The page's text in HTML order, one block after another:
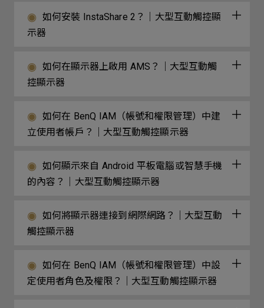
如何安裝 InstaShare 2？｜大型互動觸控顯
示器
如何在顯示器上啟用 AMS？｜大型互動觸
控顯示器
如何在 BenQ IAM（帳號和權限管理）中建
立使用者帳戶？｜大型互動觸控顯示器
如何顯示來自 Android 平板電腦或智慧手機
的內容？｜大型互動觸控顯示器
如何將顯示器連接到網際網路？｜大型互動
觸控顯示器
如何在 BenQ IAM（帳號和權限管理）中設
定使用者角色及權限？｜大型互動觸控顯示器